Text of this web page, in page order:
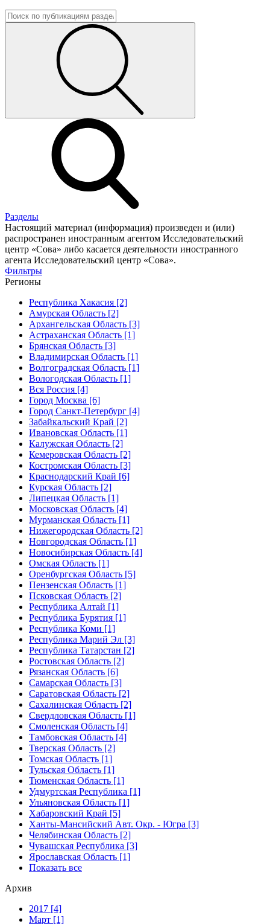
Разделы
Настоящий материал (информация) произведен и (или)
распространен иностранным агентом Исследовательский
центр «Сова» либо касается деятельности иностранного
агента Исследовательский центр «Сова».
Фильтры
Регионы
Республика Хакасия [2]
Амурская Область [2]
Архангельская Область [3]
Астраханская Область [1]
Брянская Область [3]
Владимирская Область [1]
Волгоградская Область [1]
Вологодская Область [1]
Вся Россия [4]
Город Москва [6]
Город Санкт-Петербург [4]
Забайкальский Край [2]
Ивановская Область [1]
Калужская Область [2]
Кемеровская Область [2]
Костромская Область [3]
Краснодарский Край [6]
Курская Область [2]
Липецкая Область [1]
Московская Область [4]
Мурманская Область [1]
Нижегородская Область [2]
Новгородская Область [1]
Новосибирская Область [4]
Омская Область [1]
Оренбургская Область [5]
Пензенская Область [1]
Псковская Область [2]
Республика Алтай [1]
Республика Бурятия [1]
Республика Коми [1]
Республика Марий Эл [3]
Республика Татарстан [2]
Ростовская Область [2]
Рязанская Область [6]
Самарская Область [3]
Саратовская Область [2]
Сахалинская Область [2]
Свердловская Область [1]
Смоленская Область [4]
Тамбовская Область [4]
Тверская Область [2]
Томская Область [1]
Тульская Область [1]
Тюменская Область [1]
Удмуртская Республика [1]
Ульяновская Область [1]
Хабаровский Край [5]
Ханты-Мансийский Авт. Окр. - Югра [3]
Челябинская Область [2]
Чувашская Республика [3]
Ярославская Область [1]
Показать все
Архив
2017 [4]
Март [1]